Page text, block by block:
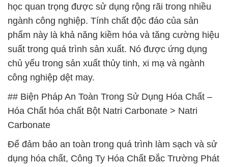
học quan trọng được sử dụng rộng rãi trong nhiều
ngành công nghiệp. Tính chất độc đáo của sản
phẩm này là khả năng kiềm hóa và tăng cường hiệu
suất trong quá trình sản xuất. Nó được ứng dụng
chủ yếu trong sản xuất thủy tinh, xi mạ và ngành
công nghiệp dệt may.
## Biện Pháp An Toàn Trong Sử Dụng Hóa Chất –
Hóa Chất hóa chất Bột Natri Carbonate > Natri
Carbonate
Để đảm bảo an toàn trong quá trình làm sạch và sử
dụng hóa chất, Công Ty Hóa Chất Đắc Trường Phát